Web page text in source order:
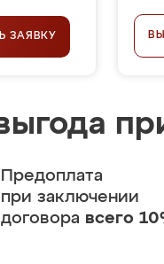
ЗАЯВКУ
Предоплата
при заключении
договора всего